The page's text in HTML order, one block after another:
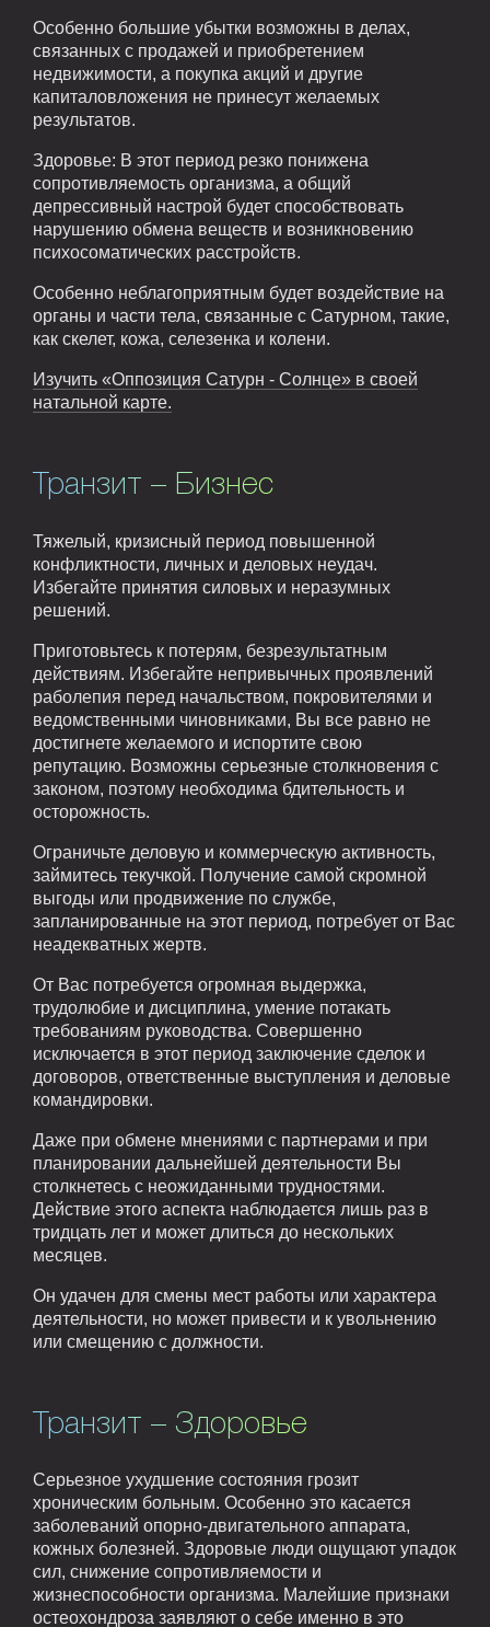
Особенно большие убытки возможны в делах,
связанных с продажей и приобретением
недвижимости, а покупка акций и другие
капиталовложения не принесут желаемых
результатов.
Здоровье: В этот период резко понижена
сопротивляемость организма, а общий
депрессивный настрой будет способствовать
нарушению обмена веществ и возникновению
психосоматических расстройств.
Особенно неблагоприятным будет воздействие на
органы и части тела, связанные с Сатурном, такие,
как скелет, кожа, селезенка и колени.
Изучить «Оппозиция Сатурн - Солнце» в своей
натальной карте.
Транзит – Бизнес
Тяжелый, кризисный период повышенной
конфликтности, личных и деловых неудач.
Избегайте принятия силовых и неразумных
решений.
Приготовьтесь к потерям, безрезультатным
действиям. Избегайте непривычных проявлений
раболепия перед начальством, покровителями и
ведомственными чиновниками, Вы все равно не
достигнете желаемого и испортите свою
репутацию. Возможны серьезные столкновения с
законом, поэтому необходима бдительность и
осторожность.
Ограничьте деловую и коммерческую активность,
займитесь текучкой. Получение самой скромной
выгоды или продвижение по службе,
запланированные на этот период, потребует от Вас
неадекватных жертв.
От Вас потребуется огромная выдержка,
трудолюбие и дисциплина, умение потакать
требованиям руководства. Совершенно
исключается в этот период заключение сделок и
договоров, ответственные выступления и деловые
командировки.
Даже при обмене мнениями с партнерами и при
планировании дальнейшей деятельности Вы
столкнетесь с неожиданными трудностями.
Действие этого аспекта наблюдается лишь раз в
тридцать лет и может длиться до нескольких
месяцев.
Он удачен для смены мест работы или характера
деятельности, но может привести и к увольнению
или смещению с должности.
Транзит – Здоровье
Серьезное ухудшение состояния грозит
хроническим больным. Особенно это касается
заболеваний опорно-двигательного аппарата,
кожных болезней. Здоровые люди ощущают упадок
сил, снижение сопротивляемости и
жизнеспособности организма. Малейшие признаки
остеохондроза заявляют о себе именно в это